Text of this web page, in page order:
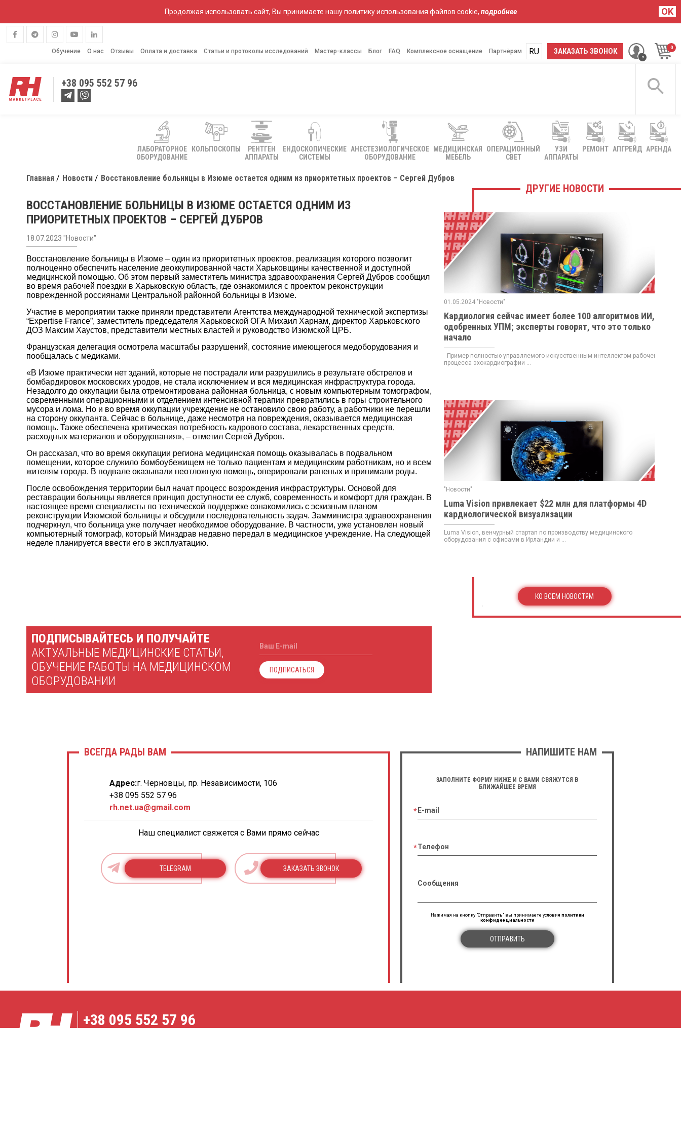
Продолжая использовать сайт, Вы принимаете нашу политику использования файлов cookie, подробнее OK
Обучение О нас Отзывы Оплата и доставка Статьи и протоколы исследований Мастер-классы Блог FAQ Комплексное оснащение Партнёрам ЗАКАЗАТЬ ЗВОНОК
RU
UA
+38 095 552 57 96
ЛАБОРАТОРНОЕ
ОБОРУДОВАНИЕ
КОЛЬПОСКОПЫ
РЕНТГЕН
АППАРАТЫ
ЕНДОСКОПИЧЕСКИЕ
СИСТЕМЫ
АНЕСТЕЗИОЛОГИЧЕСКОЕ
ОБОРУДОВАНИЕ
МЕДИЦИНСКАЯ
МЕБЕЛЬ
ОПЕРАЦИОННЫЙ
СВЕТ
УЗИ
АППАРАТЫ
РЕМОНТ АПГРЕЙД АРЕНДА
Главная Новости Восстановление больницы в Изюме остается одним из приоритетных проектов – Сергей Дубров
ВОССТАНОВЛЕНИЕ БОЛЬНИЦЫ В ИЗЮМЕ ОСТАЕТСЯ ОДНИМ ИЗ
ПРИОРИТЕТНЫХ ПРОЕКТОВ – СЕРГЕЙ ДУБРОВ
18.07.2023 "Новости"
Восстановление больницы в Изюме – один из приоритетных проектов, реализация которого позволит
полноценно обеспечить население деоккупированной части Харьковщины качественной и доступной
медицинской помощью. Об этом первый заместитель министра здравоохранения Сергей Дубров сообщил
во время рабочей поездки в Харьковскую область, где ознакомился с проектом реконструкции
поврежденной россиянами Центральной районной больницы в Изюме.
Участие в мероприятии также приняли представители Агентства международной технической экспертизы
“Expertise France”, заместитель председателя Харьковской ОГА Михаил Харнам, директор Харьковского
ДОЗ Максим Хаустов, представители местных властей и руководство Изюмской ЦРБ.
Французская делегация осмотрела масштабы разрушений, состояние имеющегося медоборудования и
пообщалась с медиками.
«В Изюме практически нет зданий, которые не пострадали или разрушились в результате обстрелов и
бомбардировок московских уродов, не стала исключением и вся медицинская инфраструктура города.
Незадолго до оккупации была отремонтирована районная больница, с новым компьютерным томографом,
современными операционными и отделением интенсивной терапии превратились в горы строительного
мусора и лома. Но и во время оккупации учреждение не остановило свою работу, а работники не перешли
на сторону оккупанта. Сейчас в больнице, даже несмотря на повреждения, оказывается медицинская
помощь. Также обеспечена критическая потребность кадрового состава, лекарственных средств,
расходных материалов и оборудования», – отметил Сергей Дубров.
Он рассказал, что во время оккупации региона медицинская помощь оказывалась в подвальном
помещении, которое служило бомбоубежищем не только пациентам и медицинским работникам, но и всем
жителям города. В подвале оказывали неотложную помощь, оперировали раненых и принимали роды.
После освобождения территории был начат процесс возрождения инфраструктуры. Основой для
реставрации больницы является принцип доступности ее служб, современность и комфорт для граждан. В
настоящее время специалисты по технической поддержке ознакомились с эскизным планом
реконструкции Изюмской больницы и обсудили последовательность задач. Замминистра здравоохранения
подчеркнул, что больница уже получает необходимое оборудование. В частности, уже установлен новый
компьютерный томограф, который Минздрав недавно передал в медицинское учреждение. На следующей
неделе планируется ввести его в эксплуатацию.
ПОДПИСЫВАЙТЕСЬ И ПОЛУЧАЙТЕ
АКТУАЛЬНЫЕ МЕДИЦИНСКИЕ СТАТЬИ,
ОБУЧЕНИЕ РАБОТЫ НА МЕДИЦИНСКОМ
ОБОРУДОВАНИИ
Ваш E-mail
ПОДПИСАТЬСЯ
ДРУГИЕ НОВОСТИ
01.05.2024 "Новости"
Кардиология сейчас имеет более 100 алгоритмов ИИ,
одобренных УПМ; эксперты говорят, что это только
начало
Пример полностью управляемого искусственным интеллектом рабочего
процесса эхокардиографии ...
"Новости"
Luma Vision привлекает $22 млн для платформы 4D
кардиологической визуализации
Luma Vision, венчурный стартап по производству медицинского
оборудования с офисами в Ирландии и ...
КО ВСЕМ НОВОСТЯМ
НАПИШИТЕ НАМ
ЗАПОЛНИТЕ ФОРМУ НИЖЕ И С ВАМИ СВЯЖУТСЯ В
БЛИЖАЙШЕЕ ВРЕМЯ
E-mail
Телефон
Сообщения
Нажимая на кнопку "Отправить" вы принимаете условия политики
конфиденциальности
ОТПРАВИТЬ
ВСЕГДА РАДЫ ВАМ
Адрес:г. Черновцы, пр. Независимости, 106
+38 095 552 57 96
rh.net.ua@gmail.com
Наш специалист свяжется с Вами прямо сейчас
TELEGRAM ЗАКАЗАТЬ ЗВОНОК
+38 095 552 57 96